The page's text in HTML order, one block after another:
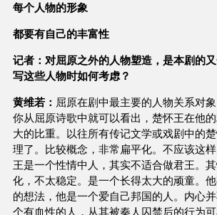
每个人物的形象
都要有自己的丰富性
记者：对屈原之外的人物塑造，是本剧的
写这些人物时如何考虑？
黄维若： 屈原在剧中最主要的人物关系对象
你从屈原诗歌中就可以看出，楚怀王在他
大的比重。以往所有传记文学或戏剧中的
理了。比较概念，非常扁平化。不应该这
王是一个性情中人，其实不适合做君王。
化，不太稳定。是一个长得太大的顽童。
的想法，他是一个爱自己邦国的人。内心
个有血性的人，从其被秦人囚禁后的行为